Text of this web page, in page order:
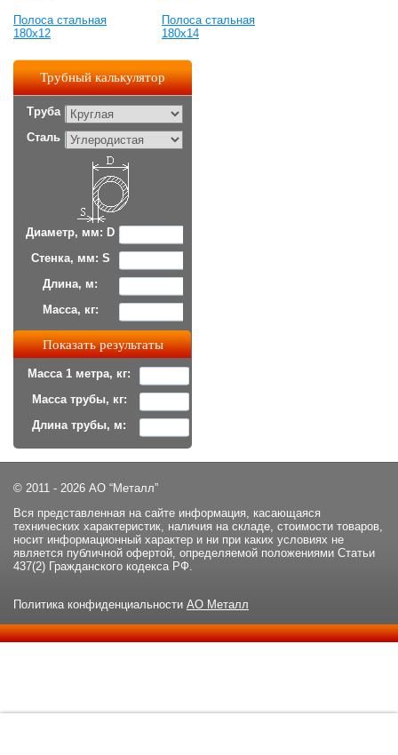
Полоса стальная
180x12
Полоса стальная
180x14
Трубный калькулятор
Труба
Сталь
Диаметр, мм: D
Стенка, мм: S
Длина, м:
Масса, кг:
Масса 1 метра, кг:
Масса трубы, кг:
Длина трубы, м:
© 2011 - 2026 АО “Металл”
Вся представленная на сайте информация, касающаяся
технических характеристик, наличия на складе, стоимости товаров,
носит информационный характер и ни при каких условиях не
является публичной офертой, определяемой положениями Статьи
437(2) Гражданского кодекса РФ.
Политика конфиденциальности АО Металл